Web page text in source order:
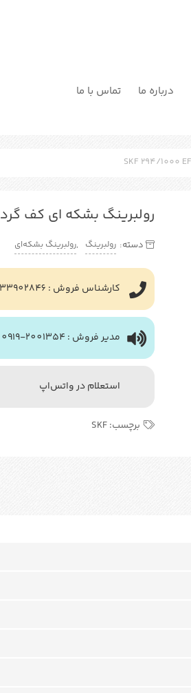
درباره ما تماس با ما
رولبرینگ بشکه ای کف گرد SKF 294/1000 EF
دسته: رولبرینگ ,رولبرینگ بشکه‌ای
کارشناس فروش : 33902846-021
مدیر فروش : 2001354-0919
استعلام در واتس‌اپ
برچسب:SKF